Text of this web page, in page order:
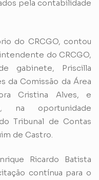
pela contabilidade
do CRCGO, contou
do CRCGO,
gabinete, Priscilla
da Comissão da Área
Cristina Alves, e
na oportunidade
Tribunal de Contas
de Castro.
Ricardo Batista
contínua para o